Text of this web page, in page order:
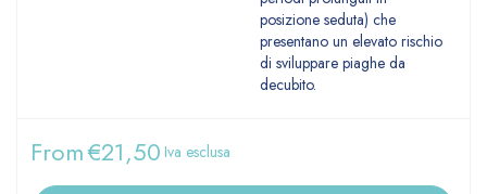
posizione seduta) che
presentano un elevato rischio
di sviluppare piaghe da
decubito.
From€21,50 Iva esclusa